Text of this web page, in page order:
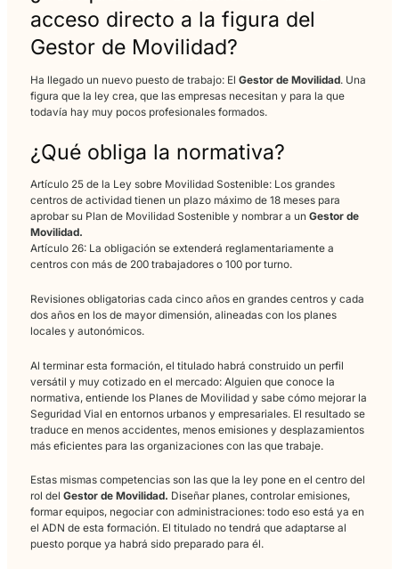
Este Certificado Profesional capacita para colaborar en el
desarrollo e implementación de planes y programas
movilidad segura y sostenible en instituciones públicas y
Moverse de forma más Segura y Sostenible ya no es una
una exigencia normativa y una responsabilidad social. Las
empresas y administraciones que quieren estar a la altura
reducir el impacto ambiental de sus desplazamientos y velar
LaLey sobre MovilidadSostenible pone cifras concretas a
exigencia. Su artículo 25 da a los grandes centros de
meses para aprobar un Plan de Movilidad Sostenible y
Gestor de Movilidad. Su artículo 26 amplía esta obligación a
periódicas cada dos o cinco años. ElAsesor en Movilidad
de esta formación llega al mercado preparado para dar
¿Por qué este certificado es tu
acceso directo a la figura del
Gestor de Movilidad?
Ha llegado un nuevo puesto de trabajo: ElGestor de
figura que la ley crea, que las empresas necesitan y para la
todavía hay muy pocos profesionales formados.